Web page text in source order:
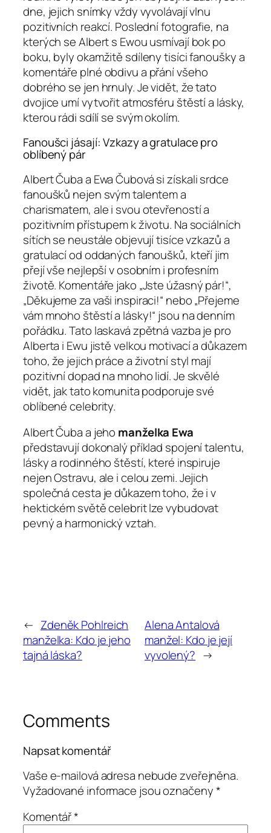
dne, jejich snímky vždy vyvolávají vlnu
pozitivních reakcí. Poslední fotografie, na
kterých se Albert s Ewou usmívají bok po
boku, byly okamžitě sdíleny tisíci fanoušky a
komentáře plné obdivu a přání všeho
dobrého se jen hrnuly. Je vidět, že tato
dvojice umí vytvořit atmosféru štěstí a lásky,
kterou rádi sdílí se svým okolím.
Fanoušci jásají: Vzkazy a gratulace pro
oblíbený pár
Albert Čuba a Ewa Čubová si získali srdce
fanoušků nejen svým talentem a
charismatem, ale i svou otevřeností a
pozitivním přístupem k životu. Na sociálních
sítích se neustále objevují tisíce vzkazů a
gratulací od oddaných fanoušků, kteří jim
přejí vše nejlepší v osobním i profesním
životě. Komentáře jako „Jste úžasný pár!“,
„Děkujeme za vaši inspiraci!“ nebo „Přejeme
vám mnoho štěstí a lásky!“ jsou na denním
pořádku. Tato laskavá zpětná vazba je pro
Alberta i Ewu jistě velkou motivací a důkazem
toho, že jejich práce a životní styl mají
pozitivní dopad na mnoho lidí. Je skvělé
vidět, jak tato komunita podporuje své
oblíbené celebrity.
Albert Čuba a jeho manželka Ewa
představují dokonalý příklad spojení talentu,
lásky a rodinného štěstí, které inspiruje
nejen Ostravu, ale i celou zemi. Jejich
společná cesta je důkazem toho, že i v
hektickém světě celebrit lze vybudovat
pevný a harmonický vztah.
← Zdeněk Pohlreich
manželka: Kdo je jeho
tajná láska?
Alena Antalová
manžel: Kdo je její
vyvolený? →
Comments
Napsat komentář
Vaše e-mailová adresa nebude zveřejněna.
Vyžadované informace jsou označeny*
Komentář*